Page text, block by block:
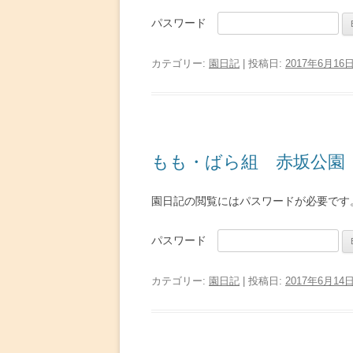
パスワード
カテゴリー: 園日記 | 投稿日: 2017年6月16日
もも・ばら組 赤坂公園
園日記の閲覧にはパスワードが必要です
パスワード
カテゴリー: 園日記 | 投稿日: 2017年6月14日